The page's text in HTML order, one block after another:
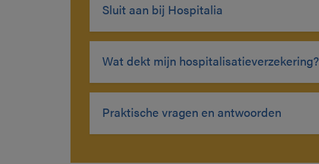
Sluit aan bij Hospitalia
Wat dekt mijn hospitalisatieverzekering?
Praktische vragen en antwoorden